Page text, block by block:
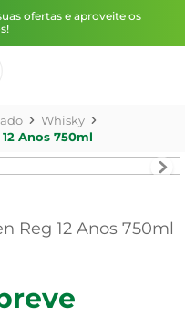
ofertas e aproveite os
Whisky
Anos 750ml
Reg 12 Anos 750ml